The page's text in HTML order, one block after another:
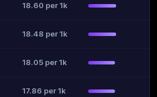
18.60 per 1k
18.48 per 1k
18.05 per 1k
17.86 per 1k